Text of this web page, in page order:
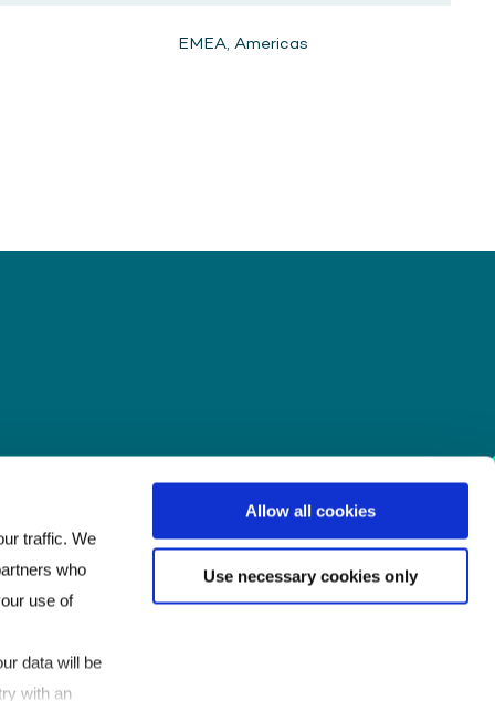
traffic. We
who
use of
data will be
with an
Allow all cookies
Use necessary cookies only
EMEA, Americas